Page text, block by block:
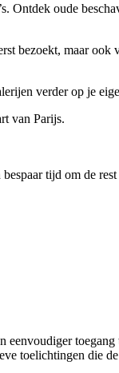
Ontdek oude
bezoekt, maar
verder op je
van Parijs.
tijd om de
toegang
toelichtingen die